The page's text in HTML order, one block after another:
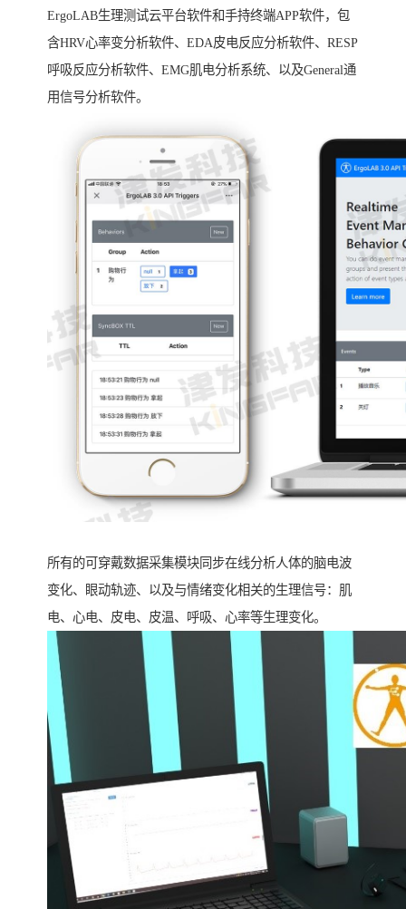
ErgoLAB生理测试云平台软件和手持终端APP软件，包
含HRV心率变分析软件、EDA皮电反应分析软件、RESP
呼吸反应分析软件、EMG肌电分析系统、以及General通
用信号分析软件。
所有的可穿戴数据采集模块同步在线分析人体的脑电波
变化、眼动轨迹、以及与情绪变化相关的生理信号：肌
电、心电、皮电、皮温、呼吸、心率等生理变化。